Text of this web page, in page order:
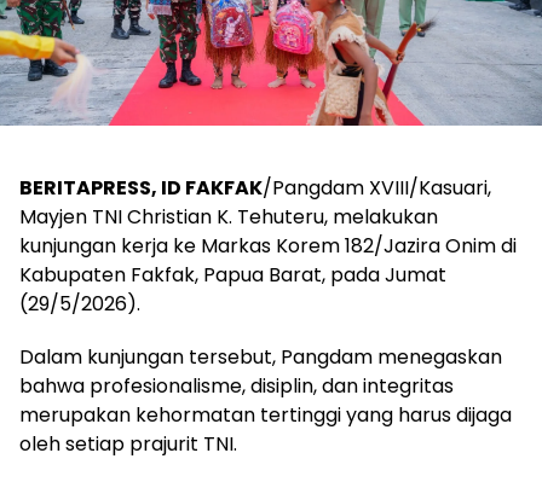
BERITAPRESS, ID FAKFAK/Pangdam XVIII/Kasuari,
Mayjen TNI Christian K. Tehuteru, melakukan
kunjungan kerja ke Markas Korem 182/Jazira Onim di
Kabupaten Fakfak, Papua Barat, pada Jumat
(29/5/2026).
Dalam kunjungan tersebut, Pangdam menegaskan
bahwa profesionalisme, disiplin, dan integritas
merupakan kehormatan tertinggi yang harus dijaga
oleh setiap prajurit TNI.